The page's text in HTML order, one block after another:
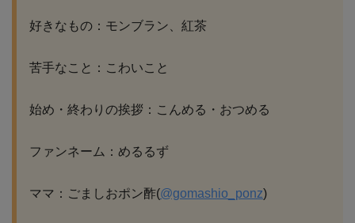
好きなもの：モンブラン、紅茶
苦手なこと：こわいこと
始め・終わりの挨拶：こんめる・おつめる
ファンネーム：めるるず
ママ：ごましおポン酢(@gomashio_ponz)